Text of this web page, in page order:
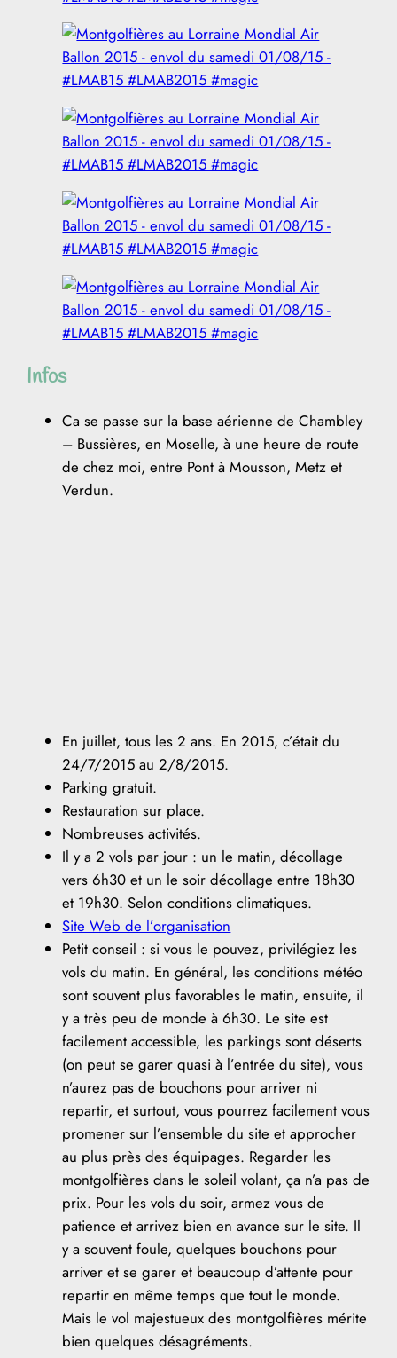
Infos
Ca se passe sur la base aérienne de Chambley
– Bussières, en Moselle, à une heure de route
de chez moi, entre Pont à Mousson, Metz et
Verdun.
En juillet, tous les 2 ans. En 2015, c’était du
24/7/2015 au 2/8/2015.
Parking gratuit.
Restauration sur place.
Nombreuses activités.
Il y a 2 vols par jour : un le matin, décollage
vers 6h30 et un le soir décollage entre 18h30
et 19h30. Selon conditions climatiques.
Site Web de l’organisation
Petit conseil : si vous le pouvez, privilégiez les
vols du matin. En général, les conditions météo
sont souvent plus favorables le matin, ensuite, il
y a très peu de monde à 6h30. Le site est
facilement accessible, les parkings sont déserts
(on peut se garer quasi à l’entrée du site), vous
n’aurez pas de bouchons pour arriver ni
repartir, et surtout, vous pourrez facilement vous
promener sur l’ensemble du site et approcher
au plus près des équipages. Regarder les
montgolfières dans le soleil volant, ça n’a pas de
prix. Pour les vols du soir, armez vous de
patience et arrivez bien en avance sur le site. Il
y a souvent foule, quelques bouchons pour
arriver et se garer et beaucoup d’attente pour
repartir en même temps que tout le monde.
Mais le vol majestueux des montgolfières mérite
bien quelques désagréments.